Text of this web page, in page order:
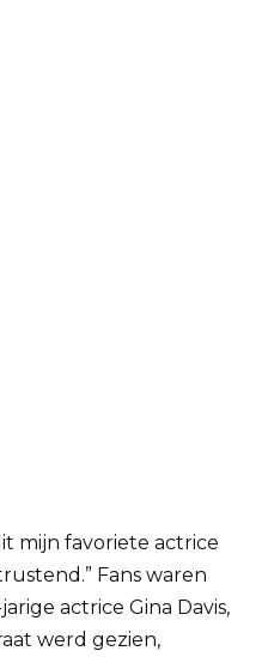
mijn favoriete actrice
Fans waren
actrice Gina Davis,
werd gezien,